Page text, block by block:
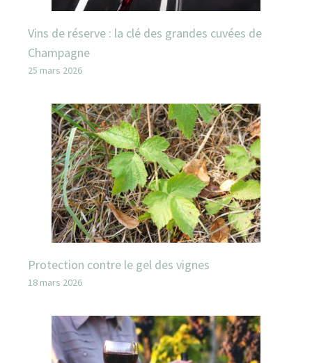
Vins de réserve : la clé des grandes cuvées de
Champagne
25 mars 2026
Protection contre le gel des vignes
18 mars 2026